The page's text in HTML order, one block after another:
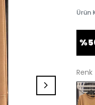
Ürün
%
Renk